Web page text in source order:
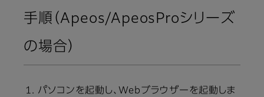
手順（Apeos/ApeosProシリーズ
の場合）
パソコンを起動し、Webブラウザーを起動しま